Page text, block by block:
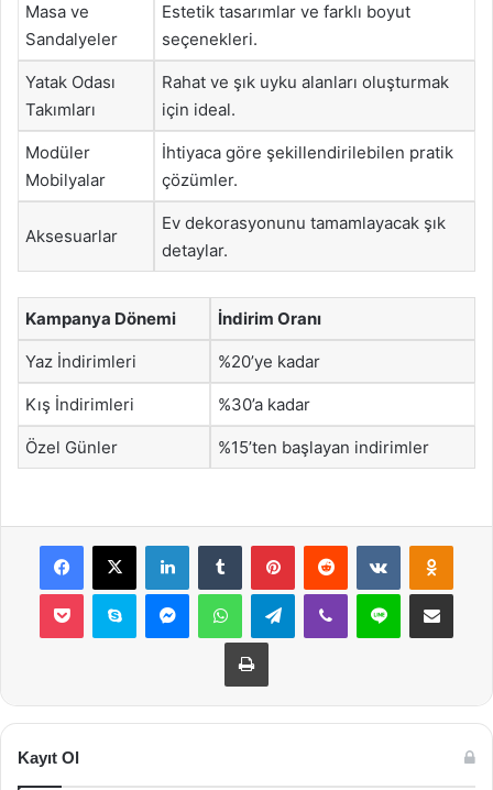
Masa ve
Sandalyeler
Estetik tasarımlar ve farklı boyut
seçenekleri.
Yatak Odası
Takımları
Rahat ve şık uyku alanları oluşturmak
için ideal.
Modüler
Mobilyalar
İhtiyaca göre şekillendirilebilen pratik
çözümler.
Aksesuarlar
Ev dekorasyonunu tamamlayacak şık
detaylar.
Kampanya Dönemi İndirim Oranı
Yaz İndirimleri %20’ye kadar
Kış İndirimleri %30’a kadar
Özel Günler %15’ten başlayan indirimler
Facebook
X LinkedInTumblr PinterestReddit VKontakte
Pocket Skype MessengerWhatsAppTelegramViber Line E-Posta ile
Yazdır
Kayıt Ol